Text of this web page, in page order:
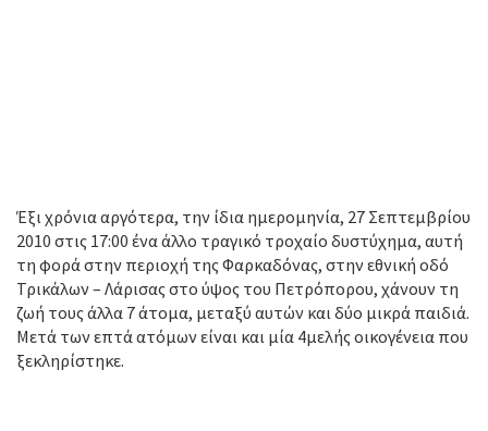
Έξι χρόνια αργότερα, την ίδια ημερομηνία, 27 Σεπτεμβρίου
2010 στις 17:00 ένα άλλο τραγικό τροχαίο δυστύχημα, αυτή
τη φορά στην περιοχή της Φαρκαδόνας, στην εθνική οδό
Τρικάλων – Λάρισας στο ύψος του Πετρόπορου, χάνουν τη
ζωή τους άλλα 7 άτομα, μεταξύ αυτών και δύο μικρά παιδιά.
Μετά των επτά ατόμων είναι και μία 4μελής οικογένεια που
ξεκληρίστηκε.